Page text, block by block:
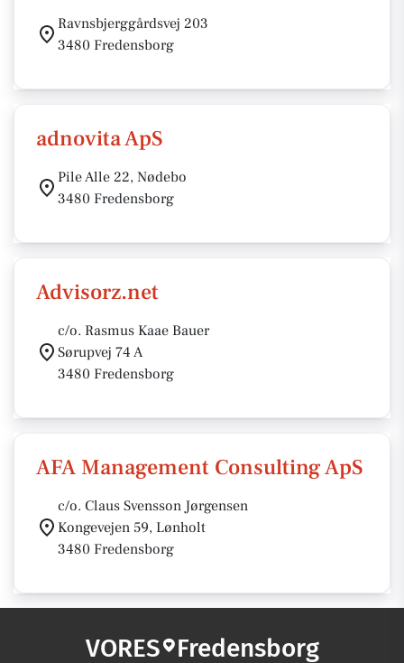
Ravnsbjerggårdsvej 203
3480 Fredensborg
adnovita ApS
Pile Alle 22, Nødebo
3480 Fredensborg
Advisorz.net
c/o. Rasmus Kaae Bauer
Sørupvej 74 A
3480 Fredensborg
AFA Management Consulting ApS
c/o. Claus Svensson Jørgensen
Kongevejen 59, Lønholt
3480 Fredensborg
VORES Fredensborg